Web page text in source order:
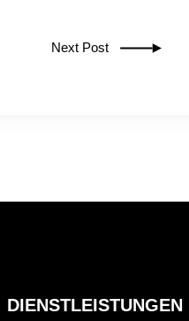
Next Post
DIENSTLEISTUNGEN